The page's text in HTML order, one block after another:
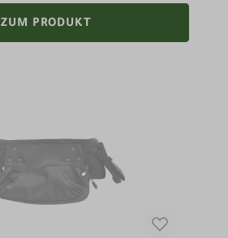
ZUM PRODUKT